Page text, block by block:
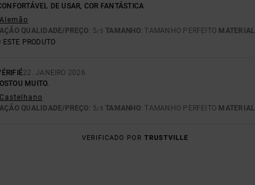
DE USAR, COR FANTÁSTICA
QUALIDADE/PREÇO: 5/5 TAMANHO: TAMANHO PERFEITO MATERIAL
ESTE PRODUTO
22. JANEIRO 2026
MUITO.
QUALIDADE/PREÇO: 5/5 TAMANHO: TAMANHO PERFEITO MATERIAL
VERIFICADO POR TRUSTVILLE